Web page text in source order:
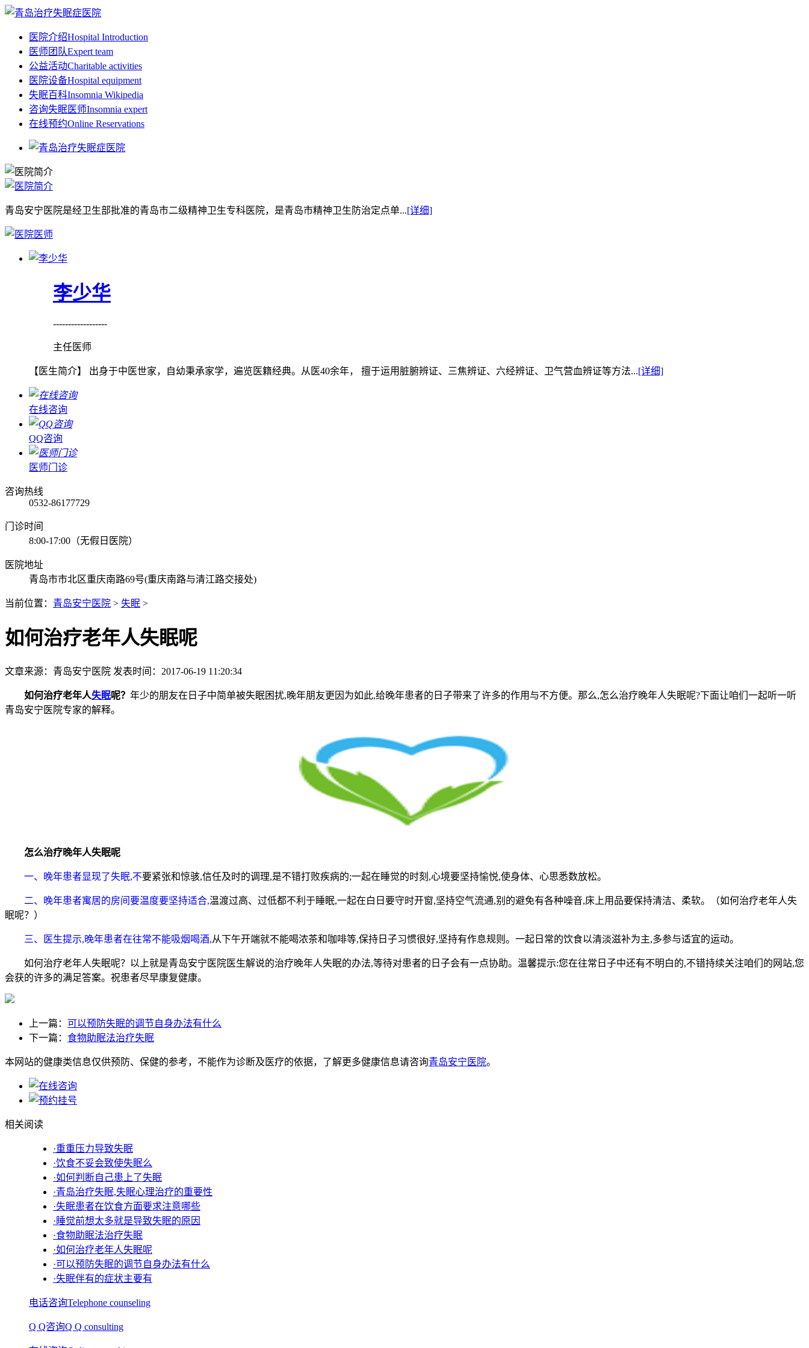
医院介绍Hospital Introduction
医师团队Expert team
公益活动Charitable activities
医院设备Hospital equipment
失眠百科Insomnia Wikipedia
咨询失眠医师Insomnia expert
在线预约Online Reservations
青岛安宁医院是经卫生部批准的青岛市二级精神卫生专科医院，是青岛市精神卫生防治定点单...[详细]
李少华
------------------
主任医师
【医生简介】 出身于中医世家，自幼秉承家学，遍览医籍经典。从医40余年， 擅于运用脏腑辨证、三焦辨证、六经辨证、卫气营血辨证等方法...[详细]
在线咨询
QQ咨询
医师门诊
咨询热线
0532-86177729
门诊时间
8:00-17:00（无假日医院）
医院地址
青岛市市北区重庆南路69号(重庆南路与清江路交接处)
当前位置： 青岛安宁医院 > 失眠 >
如何治疗老年人失眠呢
文章来源： 青岛安宁医院 发表时间：2017-06-19 11:20:34
如何治疗老年人失眠呢？ 年少的朋友在日子中简单被失眠困扰,晚年朋友更因为如此,给晚年患者的日子带来了许多的作用与不方便。那么,怎么治疗晚年人失眠呢?下面让咱们一起听一听
青岛安宁医院专家的解释。
怎么治疗晚年人失眠呢 ​
一、晚年患者显现了失眠,不要紧张和惊骇,信任及时的调理,是不错打败疾病的;一起在睡觉的时刻,心境要坚持愉悦,使身体、心思悉数放松。
二、晚年患者寓居的房间要温度要坚持适合,温渡过高、过低都不利于睡眠,一起在白日要守时开窗,坚持空气流通,别的避免有各种噪音,床上用品要保持清洁、柔软。（如何治疗老年人失
眠呢？）
三、医生提示,晚年患者在往常不能吸烟喝酒,从下午开端就不能喝浓茶和咖啡等,保持日子习惯很好,坚持有作息规则。一起日常的饮食以清淡滋补为主,多参与适宜的运动。
如何治疗老年人失眠呢？以上就是青岛安宁医院医生解说的治疗晚年人失眠的办法,等待对患者的日子会有一点协助。温馨提示:您在往常日子中还有不明白的,不错持续关注咱们的网站,您
会获的许多的满足答案。祝患者尽早康复健康。
上一篇： 可以预防失眠的调节自身办法有什么
下一篇： 食物助眠法治疗失眠
本网站的健康类信息仅供预防、保健的参考，不能作为诊断及医疗的依据，了解更多健康信息请咨询青岛安宁医院。
相关阅读
·重重压力导致失眠
·饮食不妥会致使失眠么
·如何判断自己患上了失眠
·青岛治疗失眠,失眠心理治疗的重要性
·失眠患者在饮食方面要求注意哪些
·睡觉前想太多就是导致失眠的原因
·食物助眠法治疗失眠
·如何治疗老年人失眠呢
·可以预防失眠的调节自身办法有什么
·失眠伴有的症状主要有
电话咨询Telephone counseling
Q Q咨询Q Q consulting